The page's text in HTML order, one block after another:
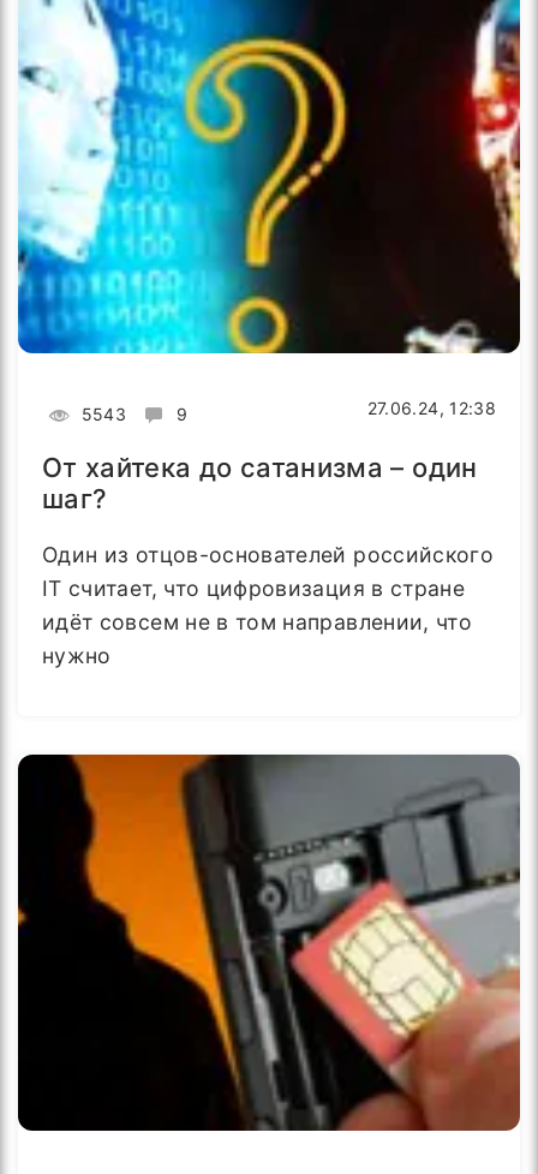
5543 9 27.06.24, 12:38
От хайтека до сатанизма – один
шаг?
Один из отцов-основателей российского
IT считает, что цифровизация в стране
идёт совсем не в том направлении, что
нужно